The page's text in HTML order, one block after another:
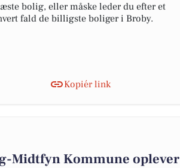
bolig, eller måske leder du efter et
fald de billigste boliger i Broby.
Kopiér link
Midtfyn Kommune oplever